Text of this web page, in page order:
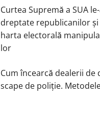
Curtea Supremă a SUA
dreptate republicanilor
harta electorală
lor
Cum încearcă dealerii de
scape de poliție.